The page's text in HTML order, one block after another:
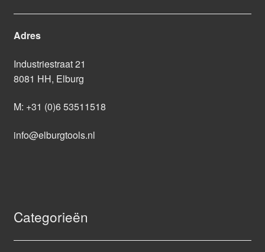
Adres
Industriestraat 21
8081 HH, Elburg
M: +31 (0)6 53511518
info@elburgtools.nl
Categorieën